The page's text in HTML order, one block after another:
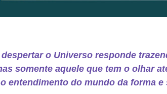
o Universo responde
somente aquele que tem o olhar
entendimento do mundo da forma